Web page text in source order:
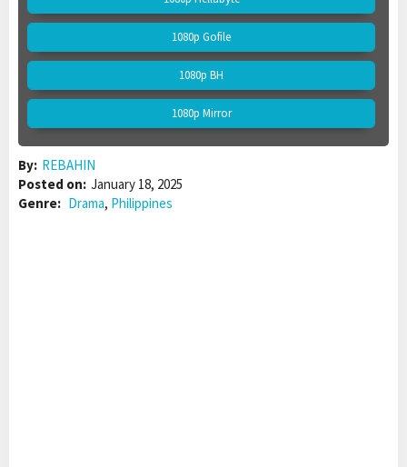
1080p Gofile
1080p BH
1080p Mirror
By: REBAHIN
Posted on: January 18, 2025
Genre: Drama, Philippines